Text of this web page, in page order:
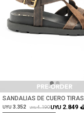
Talle
SANDALIAS DE CUERO TIRAS
CRUZADAS - CHOCOLATE
UYU 3.352 UYU 4.190UYU 2.849